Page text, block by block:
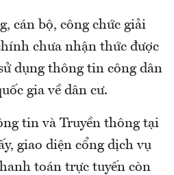
cán bộ, công chức giải
chưa nhận thức được
dụng thông tin công dân
gia về dân cư.
tin và Truyền thông tại
giao diện cổng dịch vụ
toán trực tuyến còn